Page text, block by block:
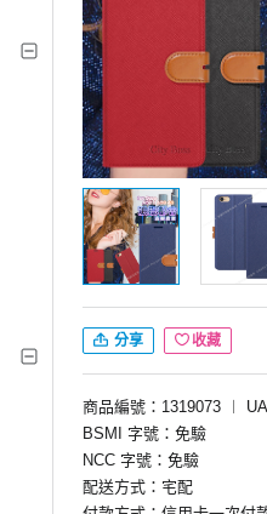
分享 收藏
商品編號：1319073 ︱
BSMI 字號：免驗
NCC 字號：免驗
配送方式：宅配